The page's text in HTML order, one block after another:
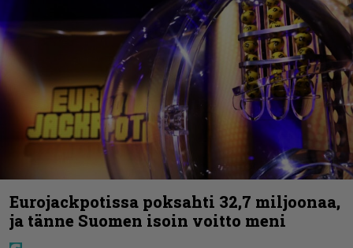
Eurojackpotissa poksahti 32,7 miljoonaa,
ja tänne Suomen isoin voitto meni